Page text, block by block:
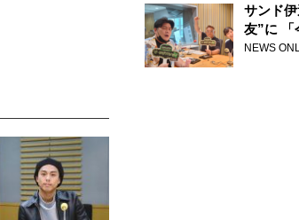
サンド
友”に 「
り取り
NEWS